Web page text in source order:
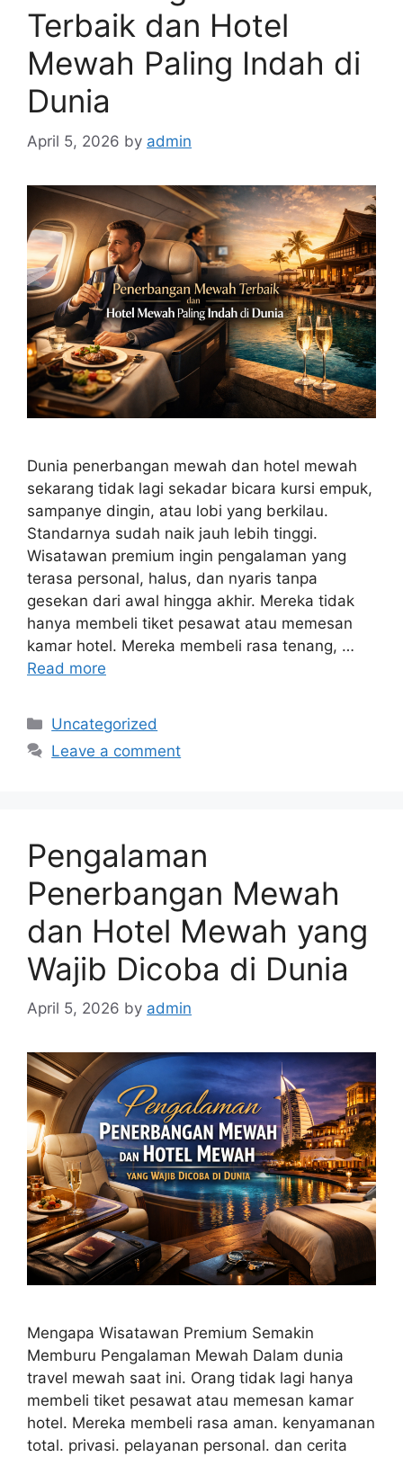
Terbaik dan Hotel
Mewah Paling Indah di
Dunia
April 5, 2026 by admin
Dunia penerbangan mewah dan hotel mewah
sekarang tidak lagi sekadar bicara kursi empuk,
sampanye dingin, atau lobi yang berkilau.
Standarnya sudah naik jauh lebih tinggi.
Wisatawan premium ingin pengalaman yang
terasa personal, halus, dan nyaris tanpa
gesekan dari awal hingga akhir. Mereka tidak
hanya membeli tiket pesawat atau memesan
kamar hotel. Mereka membeli rasa tenang, …
Read more
Categories
Uncategorized
Leave a comment
Pengalaman
Penerbangan Mewah
dan Hotel Mewah yang
Wajib Dicoba di Dunia
April 5, 2026 by admin
Mengapa Wisatawan Premium Semakin
Memburu Pengalaman Mewah Dalam dunia
travel mewah saat ini. Orang tidak lagi hanya
membeli tiket pesawat atau memesan kamar
hotel. Mereka membeli rasa aman. kenyamanan
total. privasi. pelayanan personal. dan cerita